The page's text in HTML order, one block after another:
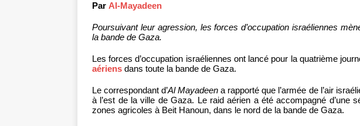
Par Al-Mayadeen
Poursuivant leur agression, les forces d’occupation israéliennes
la bande de Gaza.
Les forces d’occupation israéliennes ont lancé pour la quatrième
aériens dans toute la bande de Gaza.
Le correspondant d’Al Mayadeen a rapporté que l’armée de l’air
à l’est de la ville de Gaza. Le raid aérien a été accompagné d’une
zones agricoles à Beit Hanoun, dans le nord de la bande de Gaza.